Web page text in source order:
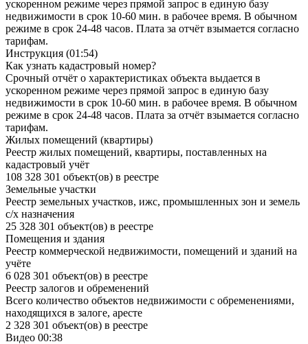
ускоренном режиме через прямой запрос в единую базу
недвижимости в срок 10-60 мин. в рабочее время. В обычном
режиме в срок 24-48 часов. Плата за отчёт взымается согласно
тарифам.
Инструкция (01:54)
Как узнать кадастровый номер?
Срочный отчёт о характеристиках объекта выдается в
ускоренном режиме через прямой запрос в единую базу
недвижимости в срок 10-60 мин. в рабочее время. В обычном
режиме в срок 24-48 часов. Плата за отчёт взымается согласно
тарифам.
Жилых помещений (квартиры)
Реестр жилых помещений, квартиры, поставленных на
кадастровый учёт
108 328 301 объект(ов) в реестре
Земельные участки
Реестр земельных участков, ижс, промышленных зон и земель
с/х назначения
25 328 301 объект(ов) в реестре
Помещения и здания
Реестр коммерческой недвижимости, помещений и зданий на
учёте
6 028 301 объект(ов) в реестре
Реестр залогов и обременений
Всего количество объектов недвижимости с обременениями,
находящихся в залоге, аресте
2 328 301 объект(ов) в реестре
Видео 00:38